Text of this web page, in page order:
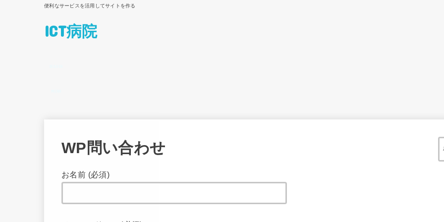
便利なサービスを活用してサイトを作る
ICT病院
WP問い合わせ
お名前 (必須)